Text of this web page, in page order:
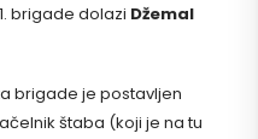
brigade dolazi Džemal
brigade je postavljen
štaba (koji je na tu